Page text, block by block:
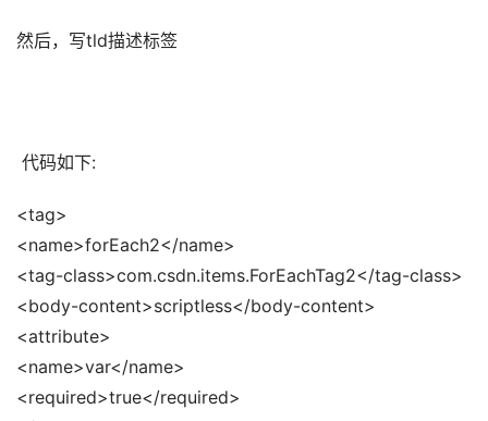
然后，写tld描述标签
代码如下:
<tag>
<name>forEach2</name>
<tag-class>com.csdn.items.ForEachTag2</tag-class>
<body-content>scriptless</body-content>
<attribute>
<name>var</name>
<required>true</required>